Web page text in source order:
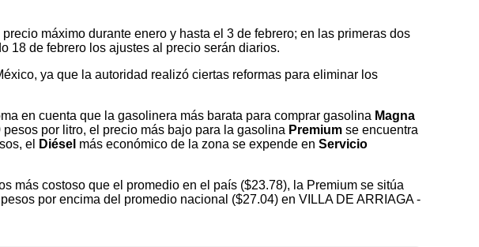
máximo durante enero y hasta el 3 de febrero; en las primeras dos
18 de febrero los ajustes al precio serán diarios.
ya que la autoridad realizó ciertas reformas para eliminar los
en cuenta que la gasolinera más barata para comprar gasolina Magna
pesos por litro, el precio más bajo para la gasolina Premium se encuentra
el Diésel más económico de la zona se expende en Servicio
más costoso que el promedio en el país ($23.78), la Premium se sitúa
por encima del promedio nacional ($27.04) en VILLA DE ARRIAGA -